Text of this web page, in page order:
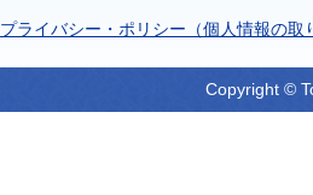
プライバシー・ポリシー（個人情報の取
Copyright ©